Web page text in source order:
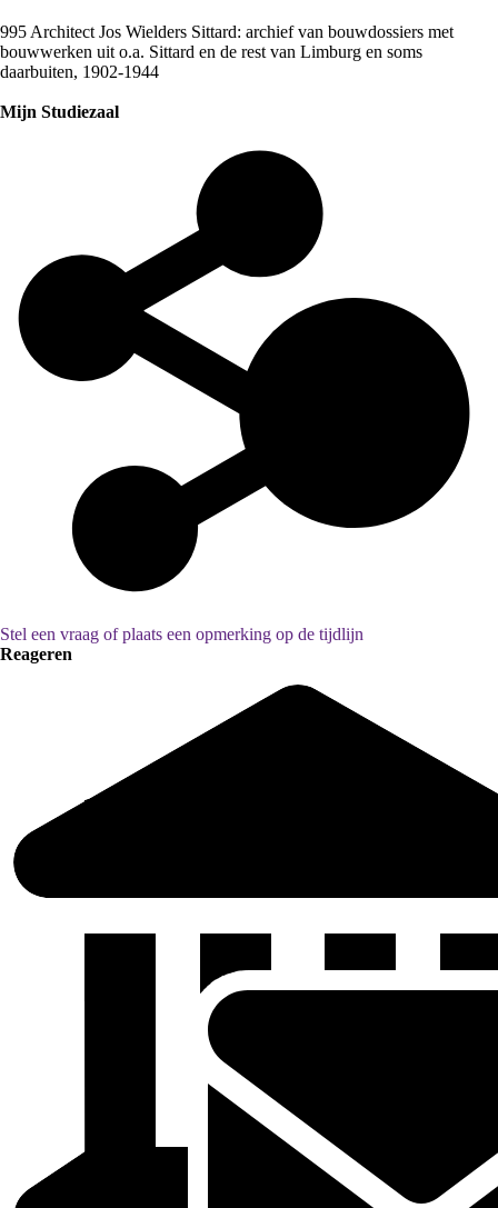
995 Architect Jos Wielders Sittard: archief van bouwdossiers met
bouwwerken uit o.a. Sittard en de rest van Limburg en soms
daarbuiten, 1902-1944
Mijn Studiezaal
Stel een vraag of plaats een opmerking op de tijdlijn
Reageren